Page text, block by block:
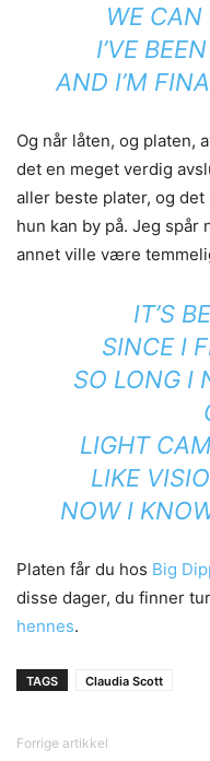
WE CAN
I’VE
AND I’M
Og når låten, og platen,
det en meget verdig
aller beste plater, og
hun kan by på. Jeg spår
annet ville være
IT’S
SINCE I
SO LONG I
LIGHT
LIKE
NOW I
Platen får du hos Big
disse dager, du finner
hennes.
TAGS Claudia Scott
Forrige artikkel